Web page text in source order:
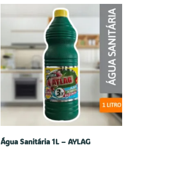
Água Sanitária 1L – AYLAG